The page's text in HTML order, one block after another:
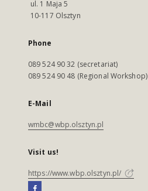
ul. 1 Maja 5
10-117 Olsztyn
Phone
089 524 90 32 (secretariat)
089 524 90 48 (Regional Workshop)
E-Mail
wmbc@wbp.olsztyn.pl
Visit us!
https://www.wbp.olsztyn.pl/